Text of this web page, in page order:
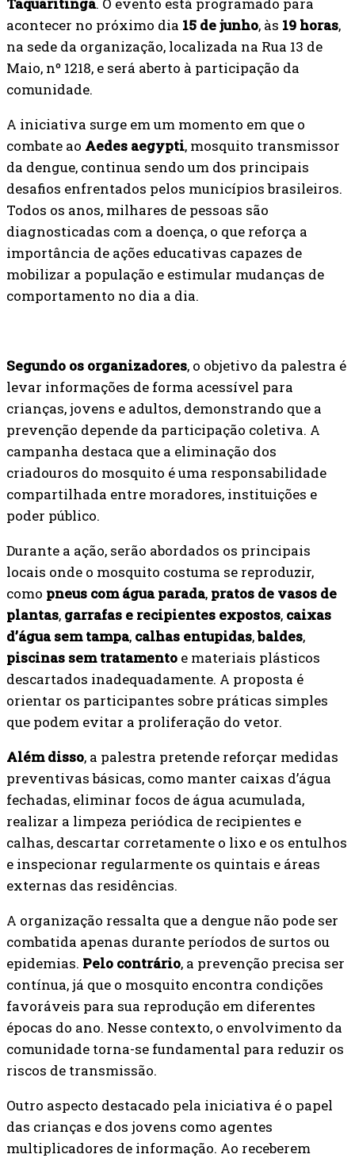
acontecer no próximo dia 15 de junho, às 19 horas,
na sede da organização, localizada na Rua 13 de
Maio, nº 1218, e será aberto à participação da
comunidade.
A iniciativa surge em um momento em que o
combate ao Aedes aegypti, mosquito transmissor
da dengue, continua sendo um dos principais
desafios enfrentados pelos municípios brasileiros.
Todos os anos, milhares de pessoas são
diagnosticadas com a doença, o que reforça a
importância de ações educativas capazes de
mobilizar a população e estimular mudanças de
comportamento no dia a dia.
Segundo os organizadores, o objetivo da palestra é
levar informações de forma acessível para
crianças, jovens e adultos, demonstrando que a
prevenção depende da participação coletiva. A
campanha destaca que a eliminação dos
criadouros do mosquito é uma responsabilidade
compartilhada entre moradores, instituições e
poder público.
Durante a ação, serão abordados os principais
locais onde o mosquito costuma se reproduzir,
como pneus com água parada, pratos de vasos de
plantas, garrafas e recipientes expostos, caixas
d’água sem tampa, calhas entupidas,baldes,
piscinas sem tratamento e materiais plásticos
descartados inadequadamente. A proposta é
orientar os participantes sobre práticas simples
que podem evitar a proliferação do vetor.
Além disso, a palestra pretende reforçar medidas
preventivas básicas, como manter caixas d’água
fechadas, eliminar focos de água acumulada,
realizar a limpeza periódica de recipientes e
calhas, descartar corretamente o lixo e os entulhos
e inspecionar regularmente os quintais e áreas
externas das residências.
A organização ressalta que a dengue não pode ser
combatida apenas durante períodos de surtos ou
epidemias. Pelo contrário, a prevenção precisa ser
contínua, já que o mosquito encontra condições
favoráveis para sua reprodução em diferentes
épocas do ano. Nesse contexto, o envolvimento da
comunidade torna-se fundamental para reduzir os
riscos de transmissão.
Outro aspecto destacado pela iniciativa é o papel
das crianças e dos jovens como agentes
multiplicadores de informação. Ao receberem